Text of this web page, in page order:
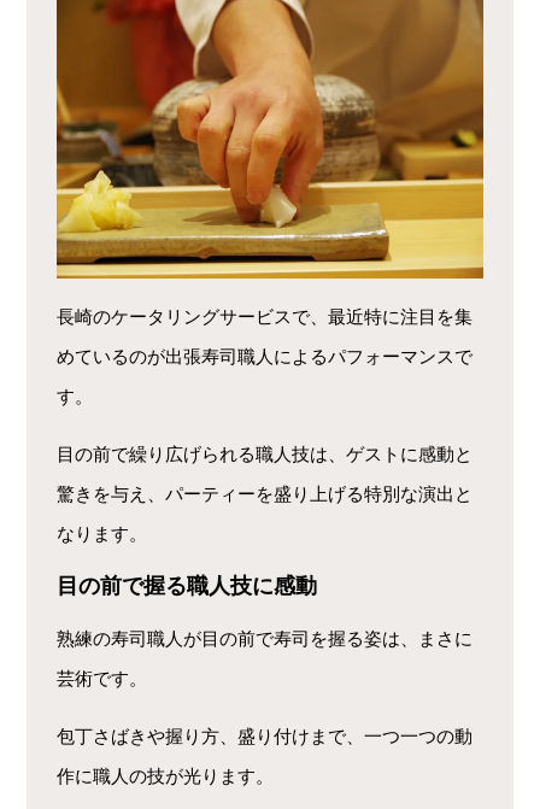
長崎のケータリングサービスで、最近特に注目を集
めているのが出張寿司職人によるパフォーマンスで
す。
目の前で繰り広げられる職人技は、ゲストに感動と
驚きを与え、パーティーを盛り上げる特別な演出と
なります。
目の前で握る職人技に感動
熟練の寿司職人が目の前で寿司を握る姿は、まさに
芸術です。
包丁さばきや握り方、盛り付けまで、一つ一つの動
作に職人の技が光ります。